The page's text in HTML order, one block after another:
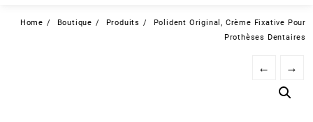
Home Boutique Produits
Polident Original, Crème Fixative Pour
Prothèses Dentaires
← →